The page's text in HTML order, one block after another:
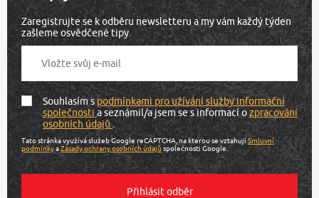
Zaregistrujte se k odběru newsletteru a my vám každý týden
zašleme osvědčené tipy.
Souhlasím spodmínkami pro užívání služby informační
společnostia seznámil/a jsem se s informací ozpracování
osobních údajů.
Tato stránka využívá služeb Google reCAPTCHA, na kterou se vztahujíSmluvní
podmínkyaZásady ochrany osobních údajů společnosti Google.